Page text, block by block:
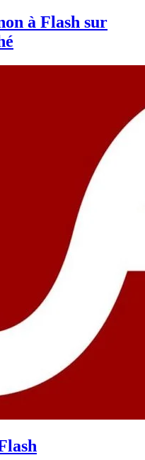
à Flash sur